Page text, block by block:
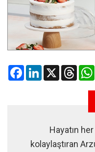
FacebookLinkedIn
X
Hayatın her
kolaylaştıran